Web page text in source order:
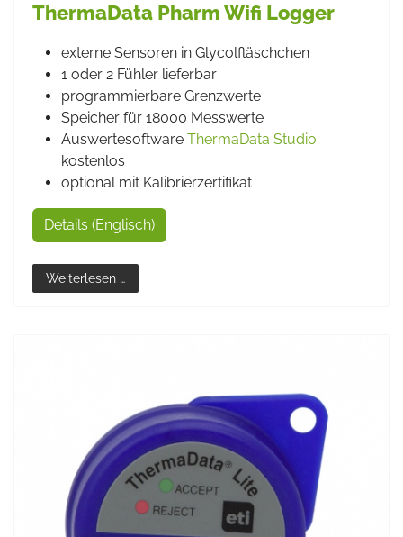
ThermaData Pharm Wifi Logger
externe Sensoren in Glycolfläschchen
1 oder 2 Fühler lieferbar
programmierbare Grenzwerte
Speicher für 18000 Messwerte
Auswertesoftware ThermaData Studio
kostenlos
optional mit Kalibrierzertifikat
Details (Englisch)
Weiterlesen …